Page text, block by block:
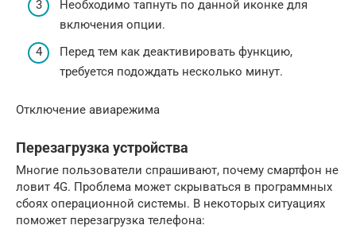
Необходимо тапнуть по данной иконке для
включения опции.
Перед тем как деактивировать функцию,
требуется подождать несколько минут.
Отключение авиарежима
Перезагрузка устройства
Многие пользователи спрашивают, почему смартфон не
ловит 4G. Проблема может скрываться в программных
сбоях операционной системы. В некоторых ситуациях
поможет перезагрузка телефона: